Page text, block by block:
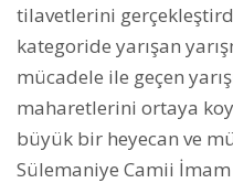
tilavetlerini
kategoride yarışan
mücadele ile geçen
maharetlerini ortaya
büyük bir heyecan ve
Sülemaniye Camii